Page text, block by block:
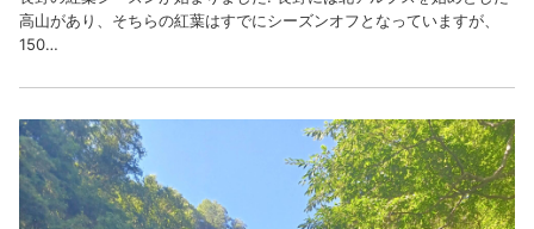
高山があり、そちらの紅葉はすでにシーズンオフとなっていますが、
150…